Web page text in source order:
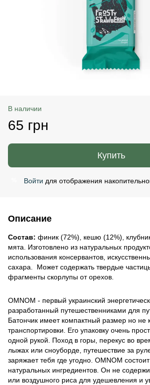
В наличии
65 грн
Купить
Войти для отображения
Описание
Состав: финик (72%), кешю (12%),
мята. Изготовлено из натуральных
использования консервантов,
сахара. Может содержать твердые
фрагменты скорлупы от орехов.
OMNOM - первый украинский
разработанный путешественниками для
Батончик имеет компактный размер но не
транспортировки. Его упаковку очень
одной рукой. Поход в горы, перекус во
лыжах или сноуборде, путешествие за
заряжает тебя где угодно. OMNOM
натуральных ингредиентов. Он не
или воздушного риса для удешевления и